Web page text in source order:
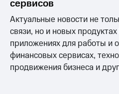
сервисов
Актуальные новости не
связи, но и новых
приложениях для работы и
финансовых сервисах,
продвижения бизнеса и